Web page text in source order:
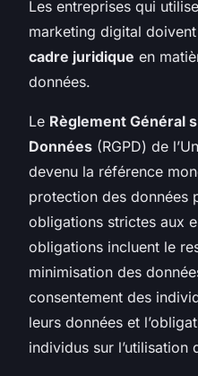
Les entreprises qui
marketing digital
cadre juridique en
données.
Le Règlement Général
Données (RGPD) de
devenu la référence
protection des données
obligations strictes aux
obligations incluent le
minimisation des
consentement des
leurs données et
individus sur l’utilisation